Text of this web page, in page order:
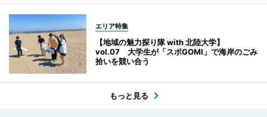
エリア特集
【地域の魅力探り隊 with 北陸大学】
vol.07 大学生が「スポGOMI」で海岸のごみ
拾いを競い合う
もっと見る